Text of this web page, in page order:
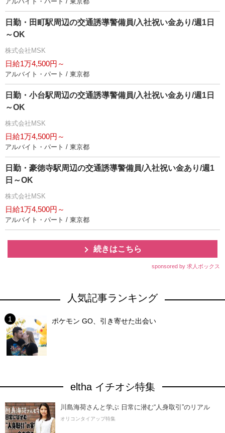
日勤・田町駅周辺の交通誘導警備員/入社祝い金あり/週1日
～OK
株式会社MSK
日給1万4,500円～
アルバイト・パート / 東京都
日勤・小台駅周辺の交通誘導警備員/入社祝い金あり/週1日
～OK
株式会社MSK
日給1万4,500円～
アルバイト・パート / 東京都
日勤・豪徳寺駅周辺の交通誘導警備員/入社祝い金あり/週1
日～OK
株式会社MSK
日給1万4,500円～
アルバイト・パート / 東京都
続きはこちら
sponsored by 求人ボックス
人気記事ランキング
ポケモン GO、引き寄せた出会い
eltha イチオシ特集
川島海荷さんと学ぶ 日常に潜む“人身取引”のリアル
オリコンタイアップ特集